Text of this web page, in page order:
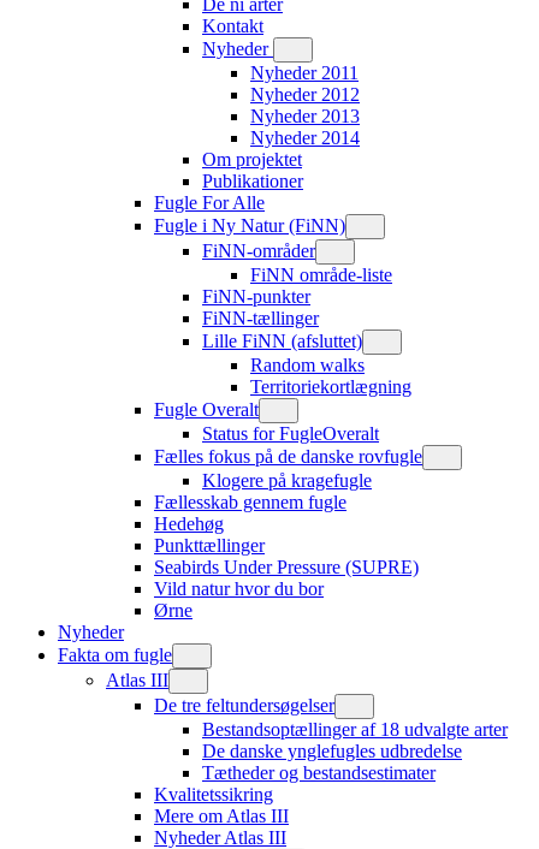
De ni arter
Kontakt
Nyheder
Nyheder 2011
Nyheder 2012
Nyheder 2013
Nyheder 2014
Om projektet
Publikationer
Fugle For Alle
Fugle i Ny Natur (FiNN)
FiNN-områder
FiNN område-liste
FiNN-punkter
FiNN-tællinger
Lille FiNN (afsluttet)
Random walks
Territoriekortlægning
Fugle Overalt
Status for FugleOveralt
Fælles fokus på de danske rovfugle
Klogere på kragefugle
Fællesskab gennem fugle
Hedehøg
Punkttællinger
Seabirds Under Pressure (SUPRE)
Vild natur hvor du bor
Ørne
Nyheder
Fakta om fugle
Atlas III
De tre feltundersøgelser
Bestandsoptællinger af 18 udvalgte arter
De danske ynglefugles udbredelse
Tætheder og bestandsestimater
Kvalitetssikring
Mere om Atlas III
Nyheder Atlas III